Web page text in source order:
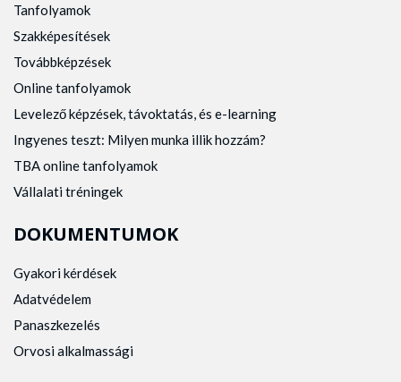
Tanfolyamok
Szakképesítések
Továbbképzések
Online tanfolyamok
Levelező képzések, távoktatás, és e-learning
Ingyenes teszt: Milyen munka illik hozzám?
TBA online tanfolyamok
Vállalati tréningek
DOKUMENTUMOK
Gyakori kérdések
Adatvédelem
Panaszkezelés
Orvosi alkalmassági